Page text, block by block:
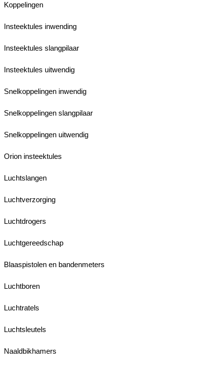
Koppelingen
Insteektules inwending
Insteektules slangpilaar
Insteektules uitwendig
Snelkoppelingen inwendig
Snelkoppelingen slangpilaar
Snelkoppelingen uitwendig
Orion insteektules
Luchtslangen
Luchtverzorging
Luchtdrogers
Luchtgereedschap
Blaaspistolen en bandenmeters
Luchtboren
Luchtratels
Luchtsleutels
Naaldbikhamers